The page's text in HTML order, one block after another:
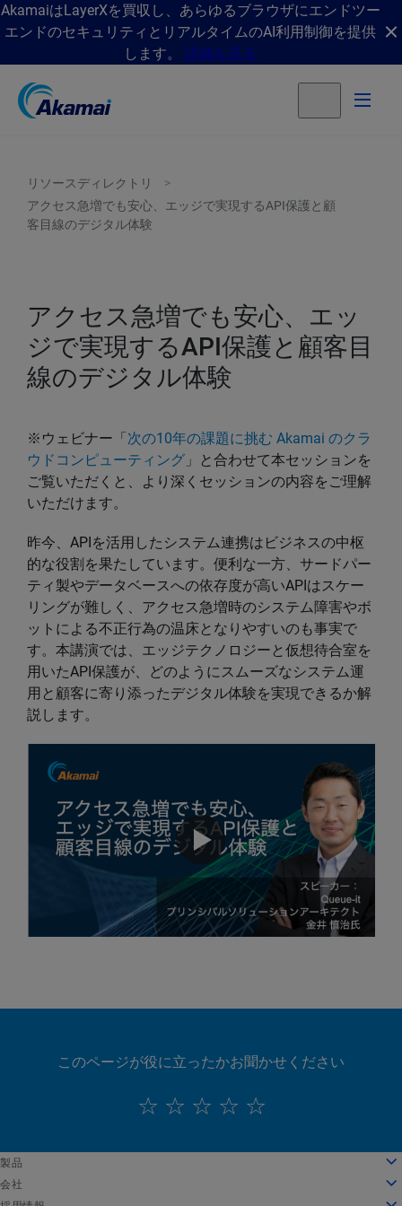
AkamaiはLayerXを買収し、あらゆるブラウザにエンドツー
エンドのセキュリティとリアルタイムのAI利用制御を提供
します。 詳細を見る
リソースディレクトリ
アクセス急増でも安心、エッジで実現するAPI保護と顧
客目線のデジタル体験
アクセス急増でも安心、エッ
ジで実現するAPI保護と顧客目
線のデジタル体験
※ウェビナー「次の10年の課題に挑む Akamai のクラ
ウドコンピューティング 」と合わせて本セッションを
ご覧いただくと、より深くセッションの内容をご理解
いただけます。
昨今、APIを活用したシステム連携はビジネスの中枢
的な役割を果たしています。便利な一方、サードパー
ティ製やデータベースへの依存度が高いAPIはスケー
リングが難しく、アクセス急増時のシステム障害やボ
ットによる不正行為の温床となりやすいのも事実で
す。本講演では、エッジテクノロジーと仮想待合室を
用いたAPI保護が、どのようにスムーズなシステム運
用と顧客に寄り添ったデジタル体験を実現できるか解
説します。
このページが役に立ったかお聞かせください
製品
クラウドコンピューティング
セキュリティ
会社
会社情報
English
Deutsch
Español